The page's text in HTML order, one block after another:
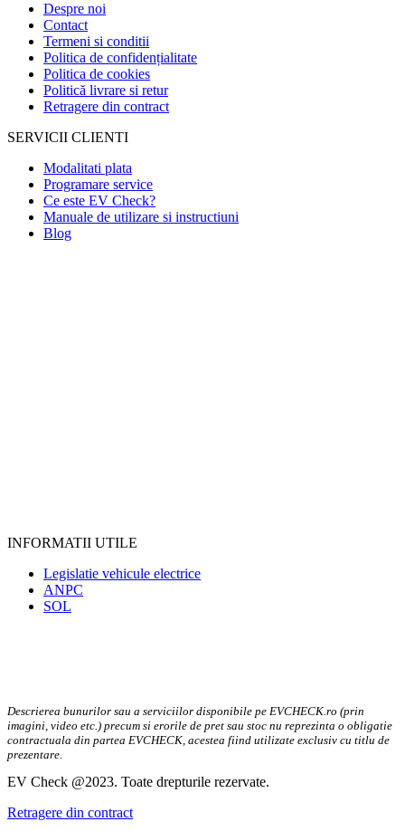
Despre noi
Contact
Termeni si conditii
Politica de confidențialitate
Politica de cookies
Politică livrare si retur
Retragere din contract
SERVICII CLIENTI
Modalitati plata
Programare service
Ce este EV Check?
Manuale de utilizare si instructiuni
Blog
INFORMATII UTILE
Legislatie vehicule electrice
ANPC
SOL
Descrierea bunurilor sau a serviciilor disponibile pe EVCHECK.ro (prin
imagini, video etc.) precum si erorile de pret sau stoc nu reprezinta o obligatie
contractuala din partea EVCHECK, acestea fiind utilizate exclusiv cu titlu de
prezentare.
EV Check @2023. Toate drepturile rezervate.
Retragere din contract